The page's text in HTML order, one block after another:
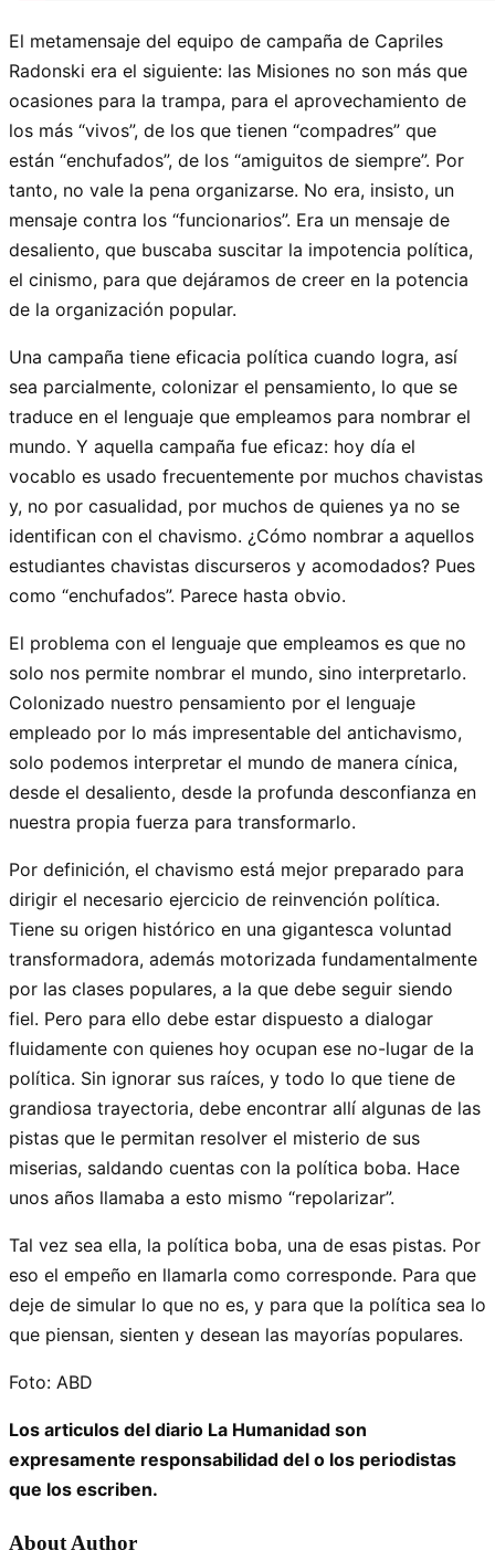
El metamensaje del equipo de campaña de Capriles
Radonski era el siguiente: las Misiones no son más que
ocasiones para la trampa, para el aprovechamiento de
los más “vivos”, de los que tienen “compadres” que
están “enchufados”, de los “amiguitos de siempre”. Por
tanto, no vale la pena organizarse. No era, insisto, un
mensaje contra los “funcionarios”. Era un mensaje de
desaliento, que buscaba suscitar la impotencia política,
el cinismo, para que dejáramos de creer en la potencia
de la organización popular.
Una campaña tiene eficacia política cuando logra, así
sea parcialmente, colonizar el pensamiento, lo que se
traduce en el lenguaje que empleamos para nombrar el
mundo. Y aquella campaña fue eficaz: hoy día el
vocablo es usado frecuentemente por muchos chavistas
y, no por casualidad, por muchos de quienes ya no se
identifican con el chavismo. ¿Cómo nombrar a aquellos
estudiantes chavistas discurseros y acomodados? Pues
como “enchufados”. Parece hasta obvio.
El problema con el lenguaje que empleamos es que no
solo nos permite nombrar el mundo, sino interpretarlo.
Colonizado nuestro pensamiento por el lenguaje
empleado por lo más impresentable del antichavismo,
solo podemos interpretar el mundo de manera cínica,
desde el desaliento, desde la profunda desconfianza en
nuestra propia fuerza para transformarlo.
Por definición, el chavismo está mejor preparado para
dirigir el necesario ejercicio de reinvención política.
Tiene su origen histórico en una gigantesca voluntad
transformadora, además motorizada fundamentalmente
por las clases populares, a la que debe seguir siendo
fiel. Pero para ello debe estar dispuesto a dialogar
fluidamente con quienes hoy ocupan ese no-lugar de la
política. Sin ignorar sus raíces, y todo lo que tiene de
grandiosa trayectoria, debe encontrar allí algunas de las
pistas que le permitan resolver el misterio de sus
miserias, saldando cuentas con la política boba. Hace
unos años llamaba a esto mismo “repolarizar”.
Tal vez sea ella, la política boba, una de esas pistas. Por
eso el empeño en llamarla como corresponde. Para que
deje de simular lo que no es, y para que la política sea lo
que piensan, sienten y desean las mayorías populares.
Foto: ABD
Los articulos del diario La Humanidad son
expresamente responsabilidad del o los periodistas
que los escriben.
About Author